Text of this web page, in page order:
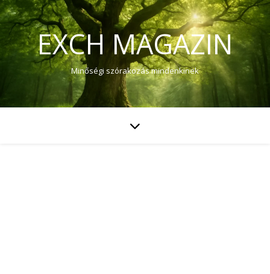
EXCH MAGAZIN
Minőségi szórakozás mindenkinek